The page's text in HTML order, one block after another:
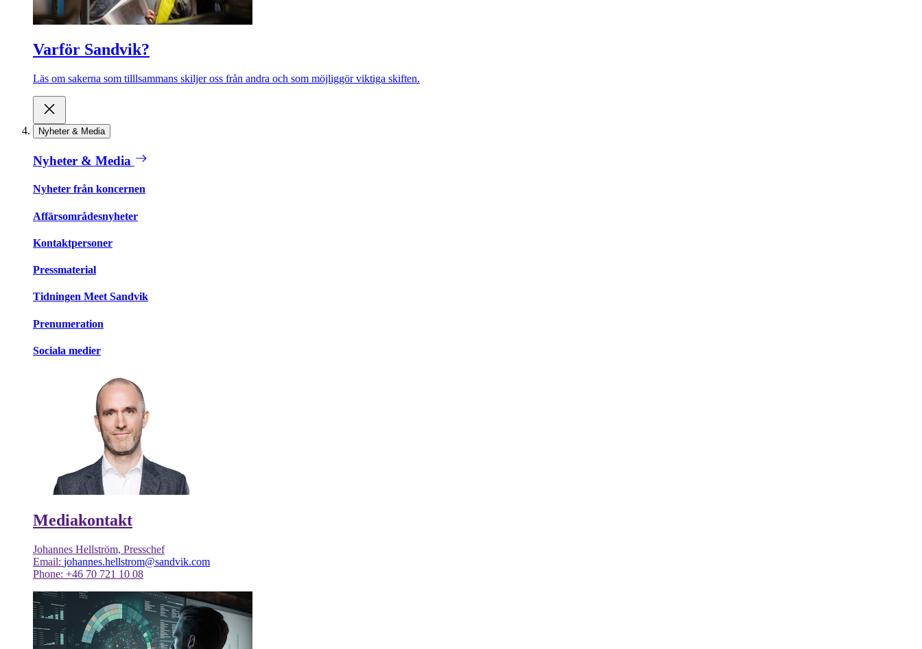
Varför Sandvik?
Läs om sakerna som tilllsammans skiljer oss från andra och som möjliggör viktiga skiften.
Nyheter & Media
Nyheter & Media
Nyheter från koncernen
Affärsområdesnyheter
Kontaktpersoner
Pressmaterial
Tidningen Meet Sandvik
Prenumeration
Sociala medier
Mediakontakt
Johannes Hellström, Presschef
Email: johannes.hellstrom@sandvik.com
Phone: +46 70 721 10 08